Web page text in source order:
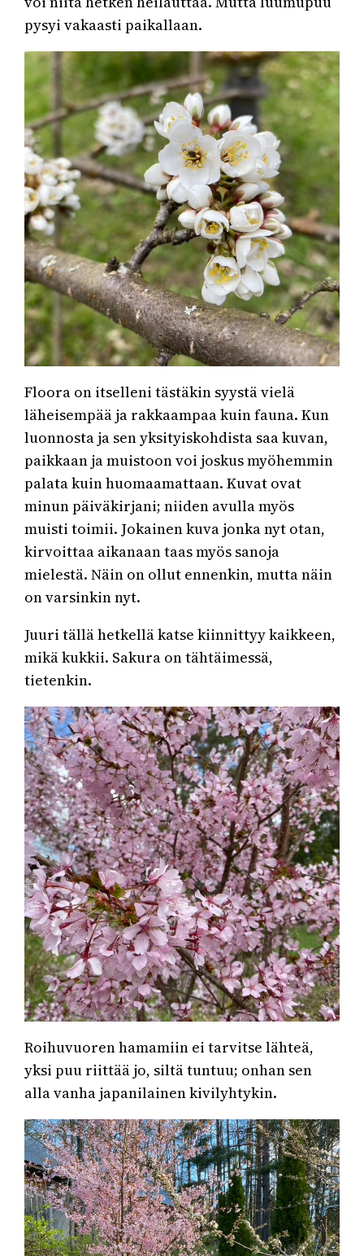
pysyi vakaasti paikallaan.
Floora on itselleni tästäkin syystä vielä
läheisempää ja rakkaampaa kuin fauna. Kun
luonnosta ja sen yksityiskohdista saa kuvan,
paikkaan ja muistoon voi joskus myöhemmin
palata kuin huomaamattaan. Kuvat ovat
minun päiväkirjani; niiden avulla myös
muisti toimii. Jokainen kuva jonka nyt otan,
kirvoittaa aikanaan taas myös sanoja
mielestä. Näin on ollut ennenkin, mutta näin
on varsinkin nyt.
Juuri tällä hetkellä katse kiinnittyy kaikkeen,
mikä kukkii. Sakura on tähtäimessä,
tietenkin.
Roihuvuoren hamamiin ei tarvitse lähteä,
yksi puu riittää jo, siltä tuntuu; onhan sen
alla vanha japanilainen kivilyhtykin.